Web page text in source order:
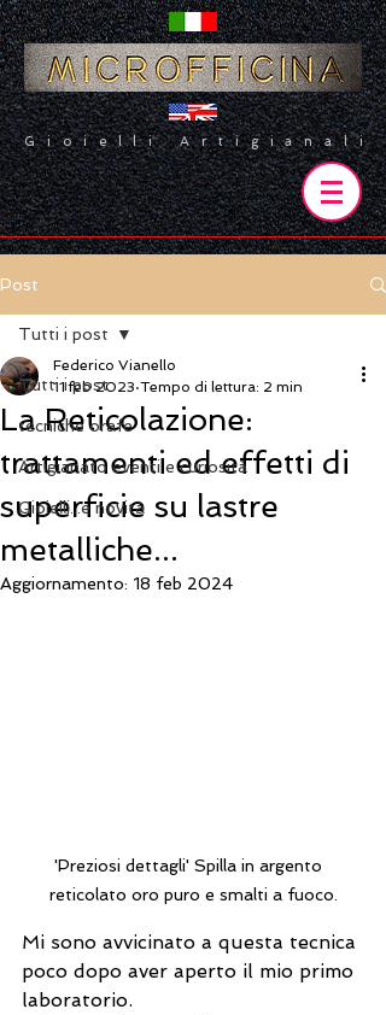
Gioielli Artigianali
Post
Tutti i post
tecniche orafe
Artigianato eventi e curiosità
Gioielli...e novità
Tutti i post
La Reticolazione:
trattamenti ed effetti di
superficie su lastre
metalliche...
Federico Vianello
11 feb 2023 Tempo di lettura: 2 min
Aggiornamento: 18 feb 2024
'Preziosi dettagli' Spilla in argento
reticolato oro puro e smalti a fuoco.
Mi sono avvicinato a questa tecnica
poco dopo aver aperto il mio primo
laboratorio.